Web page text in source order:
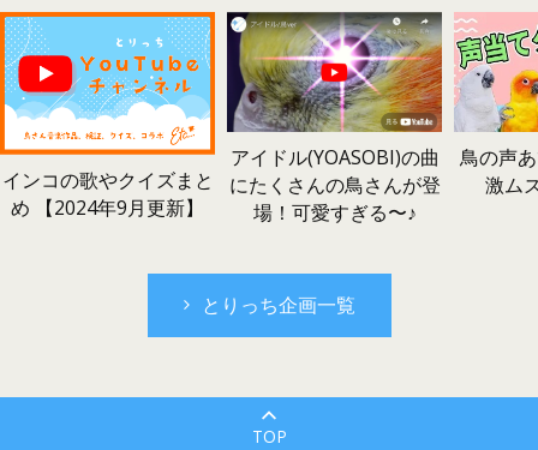
インコの歌やクイズまと
め 【2024年9月更新】
アイドル(YOASOBI)の曲
にたくさんの鳥さんが登
場！可愛すぎる〜♪
鳥の声
激ム
とりっち企画一覧
TOP